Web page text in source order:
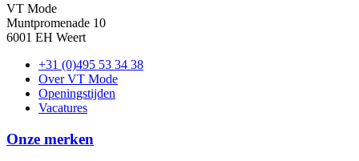
VT Mode
Muntpromenade 10
6001 EH Weert
+31 (0)495 53 34 38
Over VT Mode
Openingstijden
Vacatures
Onze merken